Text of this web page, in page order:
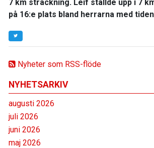
Nyheter som RSS-flöde
NYHETSARKIV
augusti 2026
juli 2026
juni 2026
maj 2026
7 km sträckning. Leif ställde upp i 7
på 16:e plats bland herrarna med